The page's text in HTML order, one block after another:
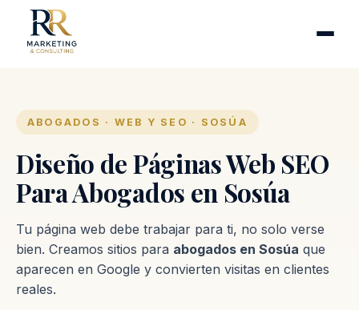
Industrias
Proceso
Contacto
ABOGADOS · WEB Y SEO · SOSÚA
Diseño de Páginas Web SEO
Para Abogados en Sosúa
Tu página web debe trabajar para ti, no solo verse
bien. Creamos sitios para abogados en Sosúa que
aparecen en Google y convierten visitas en clientes
reales.